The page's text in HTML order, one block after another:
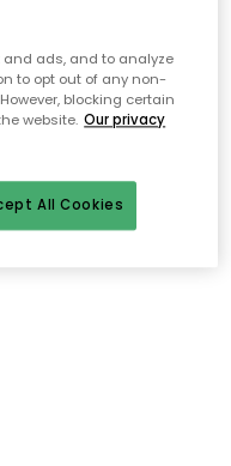
ole tai siitä, että se
tästä mahdollisesti
yllä olevasta
and ads, and to analyze
to opt out of any non-
blocking certain
website. Our privacy
All Cookies